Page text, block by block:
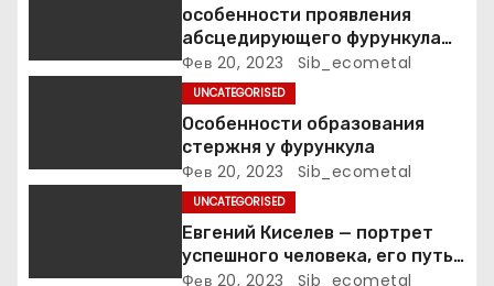
с
м
особенности проявления
абсцедирующего фурункула
код по МКБ-10
Фев 20, 2023 Sib_ecometal
UNCATEGORISED
Особенности образования
стержня у фурункула
Фев 20, 2023 Sib_ecometal
UNCATEGORISED
Евгений Киселев — портрет
успешного человека, его путь
к славе и личное счастье
Фев 20, 2023 Sib_ecometal